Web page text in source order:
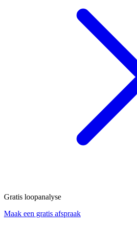
Gratis loopanalyse
Maak een gratis afspraak